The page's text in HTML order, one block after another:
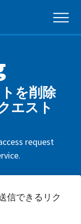
を削除
エスト
request
信できるリク